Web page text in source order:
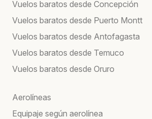
Vuelos baratos desde Concepción
Vuelos baratos desde Puerto Montt
Vuelos baratos desde Antofagasta
Vuelos baratos desde Temuco
Vuelos baratos desde Oruro
Aerolíneas
Equipaje según aerolínea